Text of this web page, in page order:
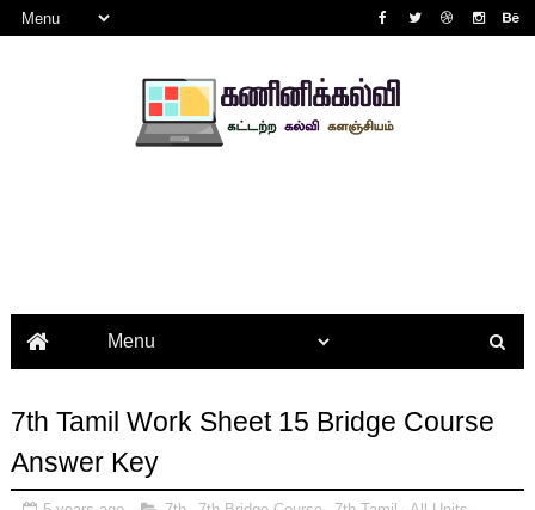
7th Tamil Work Sheet 15 Bridge Course
Answer Key